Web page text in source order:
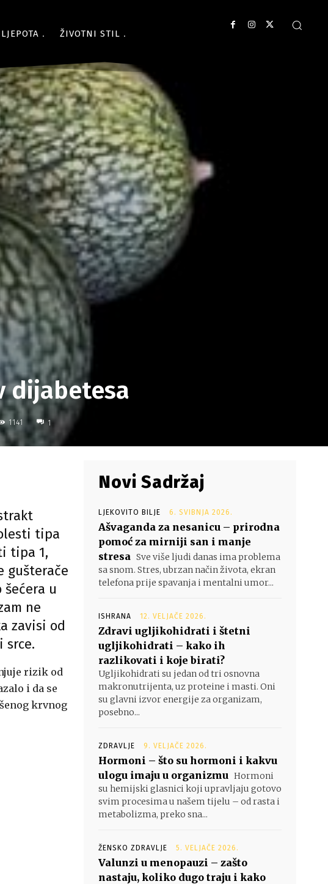
LJEPOTA ŽIVOTNI STIL
dijabetesa
1141 1
tipa
tipa 1,
gušterače
u
ne
zavisi od
srce.
rizik od
i da se
krvnog
Novi Sadržaj
LJEKOVITO BILJE 6. SVIBNJA 2026.
Ašvaganda za nesanicu – prirodna
pomoć za mirniji san i manje
stresa Sve više ljudi danas ima problema
sa snom. Stres, ubrzan način života, ekran
telefona prije spavanja i mentalni umor...
ISHRANA 12. VELJAČE 2026.
Zdravi ugljikohidrati i štetni
ugljikohidrati – kako ih
razlikovati i koje birati?
Ugljikohidrati su jedan od tri osnovna
makronutrijenta, uz proteine i masti. Oni
su glavni izvor energije za organizam,
posebno...
ZDRAVLJE 9. VELJAČE 2026.
Hormoni – što su hormoni i kakvu
ulogu imaju u organizmu Hormoni
su hemijski glasnici koji upravljaju gotovo
svim procesima u našem tijelu – od rasta i
metabolizma, preko sna...
ŽENSKO ZDRAVLJE 5. VELJAČE 2026.
Valunzi u menopauzi – zašto
nastaju, koliko dugo traju i kako